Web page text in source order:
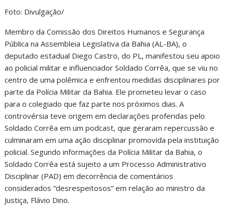
Foto: Divulgação/
Membro da Comissão dos Direitos Humanos e Segurança
Pública na Assembleia Legislativa da Bahia (AL-BA), o
deputado estadual Diego Castro, do PL, manifestou seu apoio
ao policial militar e influenciador Soldado Corrêa, que se viu no
centro de uma polêmica e enfrentou medidas disciplinares por
parte da Polícia Militar da Bahia. Ele prometeu levar o caso
para o colegiado que faz parte nos próximos dias. A
controvérsia teve origem em declarações proferidas pelo
Soldado Corrêa em um podcast, que geraram repercussão e
culminaram em uma ação disciplinar promovida pela instituição
policial. Segundo informações da Polícia Militar da Bahia, o
Soldado Corrêa está sujeito a um Processo Administrativo
Disciplinar (PAD) em decorrência de comentários
considerados “desrespeitosos” em relação ao ministro da
Justiça, Flávio Dino.